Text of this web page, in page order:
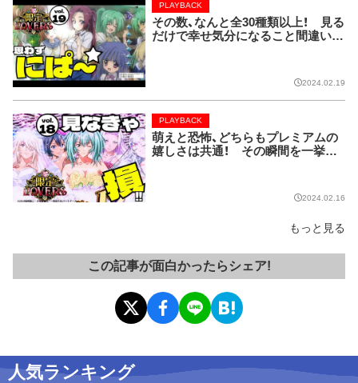
その数、なんと全30種類以上！ 見る
だけで幸せ気分になること間違いな
PLAYBACK
2024.02.19
萌えと恐怖、どちらもプレミアムの
嬉しさは共通！ その瞬間を一挙ま
PLAYBACK
2024.02.16
もっと見る
この記事が面白かったらシェア!
人気ランキング